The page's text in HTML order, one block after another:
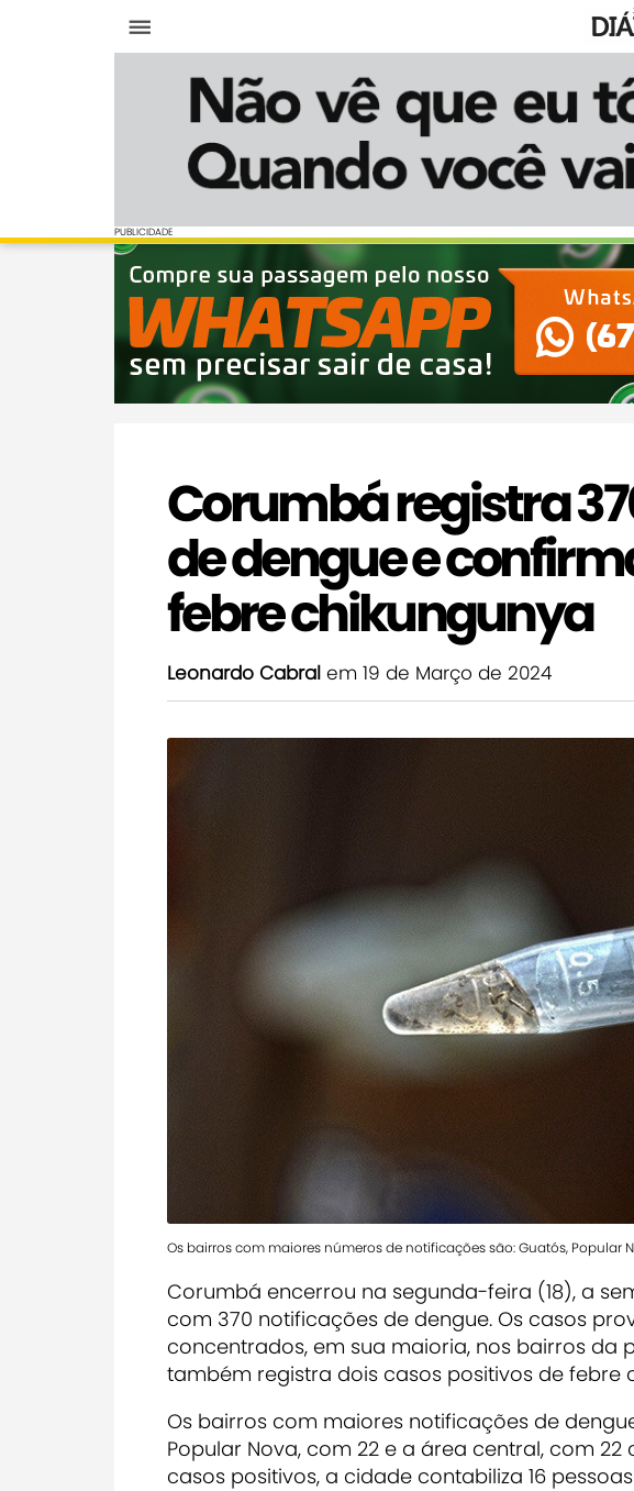
PUBLICIDADE
PUBLICIDADE
Corumbá registra
de dengue e
febre chikungunya
Leonardo Cabral em 19 de Março de 2024
Os bairros com maiores números de notificações são: Guatós, Popular
Corumbá encerrou na segunda-feira (18), a
com 370 notificações de dengue. Os casos
concentrados, em sua maioria, nos bairros da
também registra dois casos positivos de febre
Os bairros com maiores notificações de
Popular Nova, com 22 e a área central, com 22
casos positivos, a cidade contabiliza 16